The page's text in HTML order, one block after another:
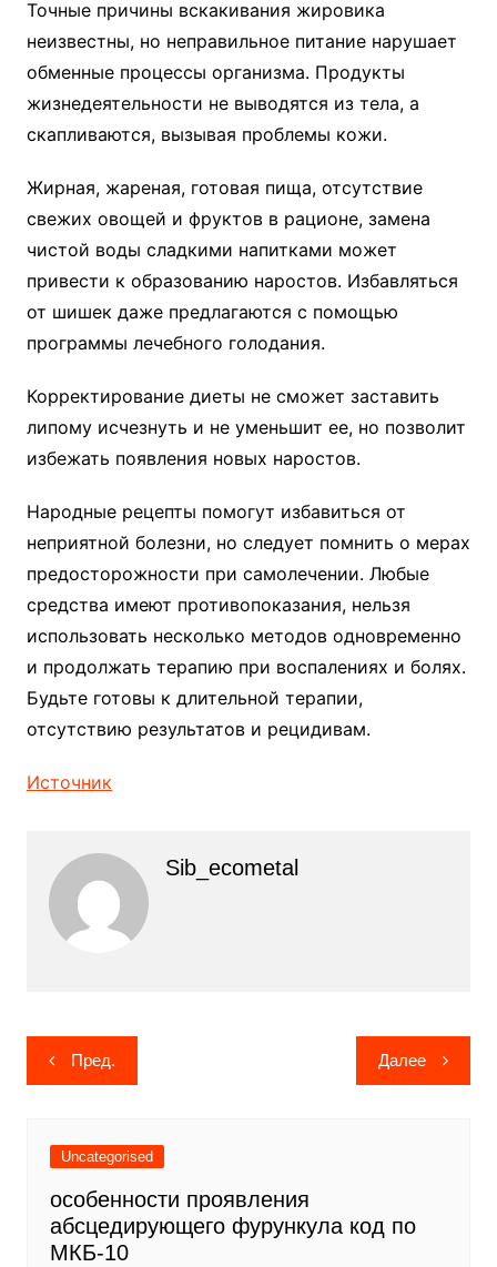
Точные причины вскакивания жировика
неизвестны, но неправильное питание нарушает
обменные процессы организма. Продукты
жизнедеятельности не выводятся из тела, а
скапливаются, вызывая проблемы кожи.
Жирная, жареная, готовая пища, отсутствие
свежих овощей и фруктов в рационе, замена
чистой воды сладкими напитками может
привести к образованию наростов. Избавляться
от шишек даже предлагаются с помощью
программы лечебного голодания.
Корректирование диеты не сможет заставить
липому исчезнуть и не уменьшит ее, но позволит
избежать появления новых наростов.
Народные рецепты помогут избавиться от
неприятной болезни, но следует помнить о мерах
предосторожности при самолечении. Любые
средства имеют противопоказания, нельзя
использовать несколько методов одновременно
и продолжать терапию при воспалениях и болях.
Будьте готовы к длительной терапии,
отсутствию результатов и рецидивам.
Источник
Sib_ecometal
Навигация
по
Пред. Далее
Uncategorised
особенности проявления
абсцедирующего фурункула код по
МКБ-10